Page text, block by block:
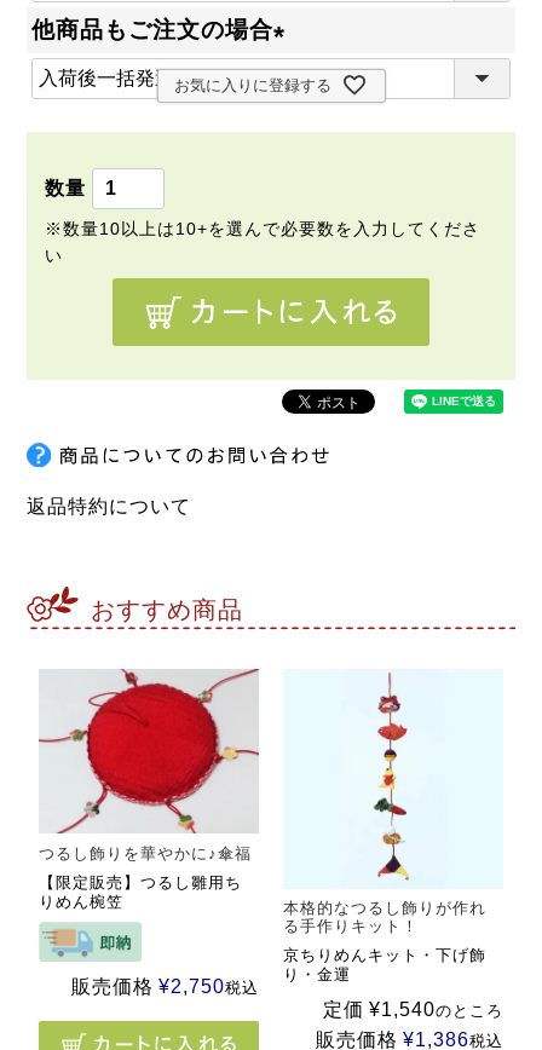
必
須
)
他商品もご注文の場合
(
お気に入りに登録する
返品特約について
おすすめ商品
つるし飾りを華やかに♪傘福
【限定販売】つるし雛用ち
りめん椀笠
販売価格 ¥2,750税込
本格的なつるし飾りが作れ
る手作りキット！
京ちりめんキット・下げ飾
り・金運
定価 ¥1,540のところ
販売価格 ¥1,386税込